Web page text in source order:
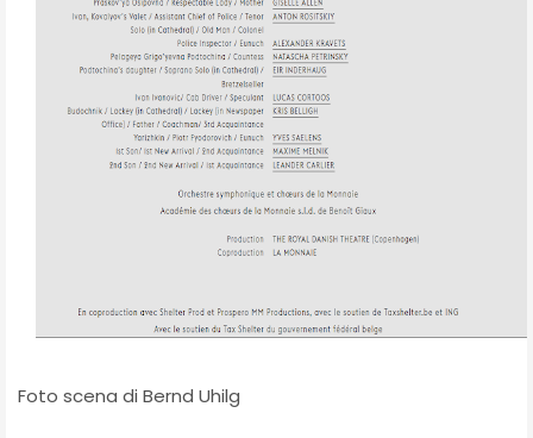
Foto scena di Bernd Uhilg